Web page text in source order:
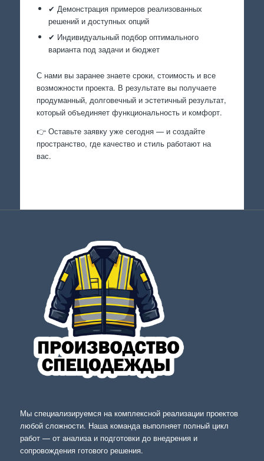
✔ Демонстрация примеров реализованных
решений и доступных опций
✔ Индивидуальный подбор оптимального
варианта под задачи и бюджет
С нами вы заранее знаете сроки, стоимость и все
возможности проекта. В результате вы получаете
продуманный, долговечный и эстетичный результат,
который объединяет функциональность и комфорт.
👉 Оставьте заявку уже сегодня — и создайте
пространство, где качество и стиль работают на
вас.
Мы специализируемся на комплексной реализации проектов
любой сложности. Наша команда выполняет полный цикл
работ — от анализа и подготовки до внедрения и
сопровождения готового решения.